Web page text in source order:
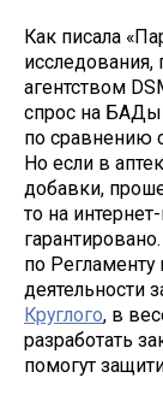
Как писала
агентством
спрос на БАДы
по сравнению
Но если в
добавки,
то на
по Регламенту
деятельности
Круглого, в
разработать
помогут